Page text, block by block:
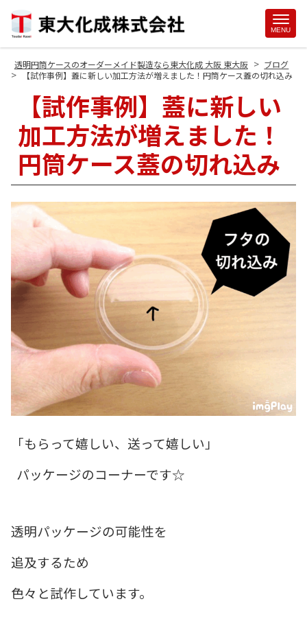
MENU
透明円筒ケースのオーダーメイド製造なら東大化成 大阪 東大阪 > ブログ
> 【試作事例】蓋に新しい加工方法が増えました！円筒ケース蓋の切れ込み
【試作事例】蓋に新しい
加工方法が増えました！
円筒ケース蓋の切れ込み
「もらって嬉しい、送って嬉しい」
パッケージのコーナーです☆
透明パッケージの可能性を
追及するため
色々と試作しています。
Site
Footer